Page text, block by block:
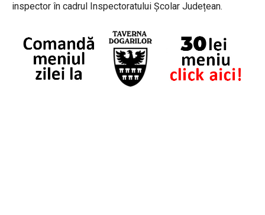
inspector în cadrul Inspectoratului Școlar Județean.